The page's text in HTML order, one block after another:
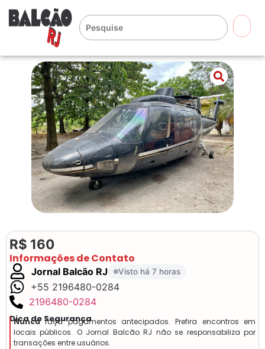
R$ 160
Informações de Contato
Jornal Balcão RJ Visto há 7 horas
+55 2196480-0284
2196480-0284
Dica de Segurança
Nuncafaça pagamentos antecipados. Prefira encontros em
locais públicos. O Jornal Balcão RJ não se responsabiliza por
transações entre usuários.